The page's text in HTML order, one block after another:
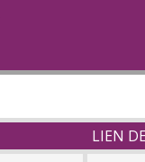
LIEN